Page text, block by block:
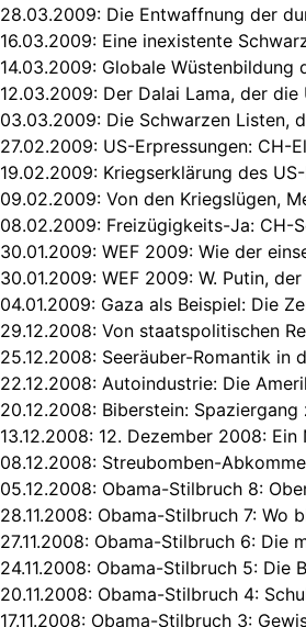
28.03.2009: Die Entwaffnung der
16.03.2009: Eine inexistente
14.03.2009: Globale Wüstenbildung
12.03.2009: Der Dalai Lama, der
03.03.2009: Die Schwarzen Listen,
27.02.2009: US-Erpressungen: CH-
19.02.2009: Kriegserklärung des
09.02.2009: Von den Kriegslügen,
08.02.2009: Freizügigkeits-Ja: CH-
30.01.2009: WEF 2009: Wie der
30.01.2009: WEF 2009: W. Putin,
04.01.2009: Gaza als Beispiel: Die
29.12.2008: Von staatspolitischen
25.12.2008: Seeräuber-Romantik in
22.12.2008: Autoindustrie: Die
20.12.2008: Biberstein:
13.12.2008: 12. Dezember 2008:
08.12.2008: Streubomben-
05.12.2008: Obama-Stilbruch 8:
28.11.2008: Obama-Stilbruch 7: Wo
27.11.2008: Obama-Stilbruch 6: Die
24.11.2008: Obama-Stilbruch 5: Die
20.11.2008: Obama-Stilbruch 4:
17.11.2008: Obama-Stilbruch 3: